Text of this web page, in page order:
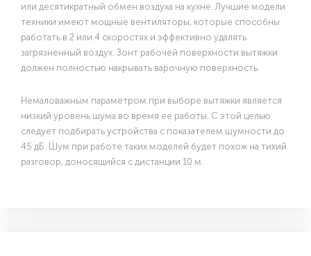
или десятикратный обмен воздуха на кухне. Лучшие модели
техники имеют мощные вентиляторы, которые способны
работать в 2 или 4 скоростях и эффективно удалять
загрязненный воздух. Зонт рабочей поверхности вытяжки
должен полностью накрывать варочную поверхность.
Немаловажным параметром при выборе вытяжки является
низкий уровень шума во время ее работы. С этой целью
следует подбирать устройства с показателем шумности до
45 дБ. Шум при работе таких моделей будет похож на тихий
разговор, доносящийся с дистанции 10 м.